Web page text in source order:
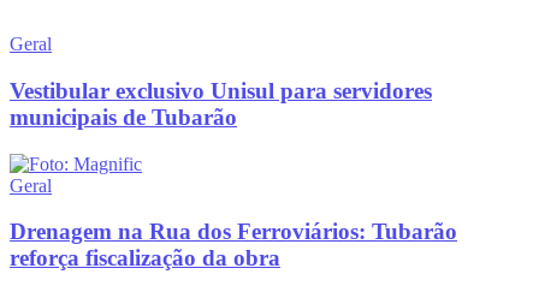
Geral
Vestibular exclusivo Unisul para servidores
municipais de Tubarão
Geral
Drenagem na Rua dos Ferroviários: Tubarão
reforça fiscalização da obra